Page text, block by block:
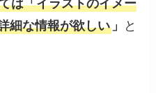
は「イラストのイメー
細な情報が欲しい 」
と